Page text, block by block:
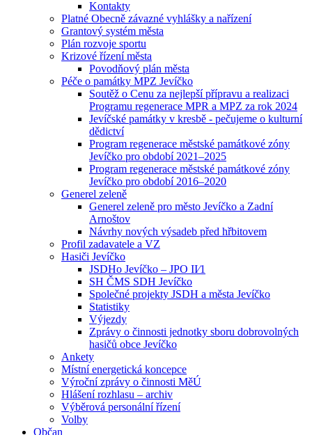
Kontakty
Platné Obecně závazné vyhlášky a nařízení
Grantový systém města
Plán rozvoje sportu
Krizové řízení města
Povodňový plán města
Péče o památky MPZ Jevíčko
Soutěž o Cenu za nejlepší přípravu a realizaci
Programu regenerace MPR a MPZ za rok 2024
Jevíčské památky v kresbě - pečujeme o kulturní
dědictví
Program regenerace městské památkové zóny
Jevíčko pro období 2021–2025
Program regenerace městské památkové zóny
Jevíčko pro období 2016–2020
Generel zeleně
Generel zeleně pro město Jevíčko a Zadní
Arnoštov
Návrhy nových výsadeb před hřbitovem
Profil zadavatele a VZ
Hasiči Jevíčko
JSDHo Jevíčko – JPO II⁄1
SH ČMS SDH Jevíčko
Společné projekty JSDH a města Jevíčko
Statistiky
Výjezdy
Zprávy o činnosti jednotky sboru dobrovolných
hasičů obce Jevíčko
Ankety
Místní energetická koncepce
Výroční zprávy o činnosti MěÚ
Hlášení rozhlasu – archiv
Výběrová personální řízení
Volby
Občan